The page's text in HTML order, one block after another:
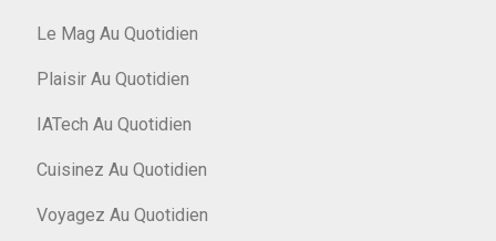
Le Mag Au Quotidien
Plaisir Au Quotidien
IATech Au Quotidien
Cuisinez Au Quotidien
Voyagez Au Quotidien